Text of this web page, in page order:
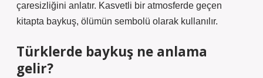
çaresizliğini anlatır. Kasvetli bir atmosferde geçen
kitapta baykuş, ölümün sembolü olarak kullanılır.
Türklerde baykuş ne anlama
gelir?